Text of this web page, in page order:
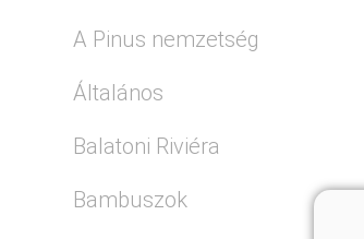
A Pinus nemzetség
Általános
Balatoni Riviéra
Bambuszok